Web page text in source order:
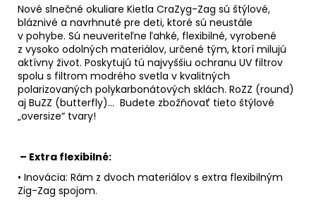
Nové slnečné okuliare Kietla CraZyg-Zag sú štýlové,
bláznivé a navrhnuté pre deti, ktoré sú neustále
v pohybe. Sú neuveriteľne ľahké, flexibilné, vyrobené
z vysoko odolných materiálov, určené tým, ktorí milujú
aktívny život. Poskytujú tú najvyššiu ochranu UV filtrov
spolu s filtrom modrého svetla v kvalitných
polarizovaných polykarbonátových sklách. RoZZ (round)
aj BuZZ (butterfly)… Budete zbožňovať tieto štýlové
„oversize“ tvary!
– Extra flexibilné:
• Inovácia: Rám z dvoch materiálov s extra flexibilným
Zig-Zag spojom.